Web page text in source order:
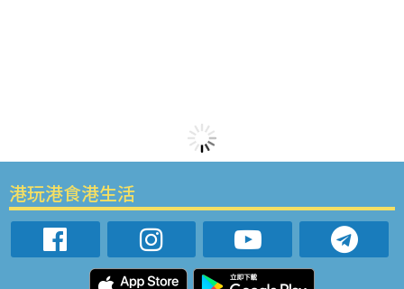
港玩港食港生活